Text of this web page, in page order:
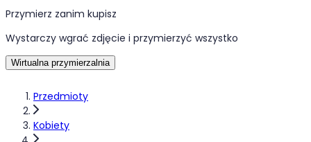
Przedmioty
Kobiety
Przymierz zanim kupisz
Wystarczy wgrać zdjęcie i przymierzyć wszystko
Wirtualna przymierzalnia